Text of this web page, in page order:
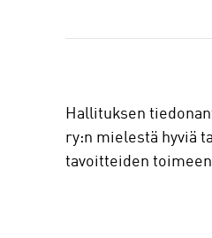
a
Hallituksen
ry:n mielestä hyviä
tavoitteiden